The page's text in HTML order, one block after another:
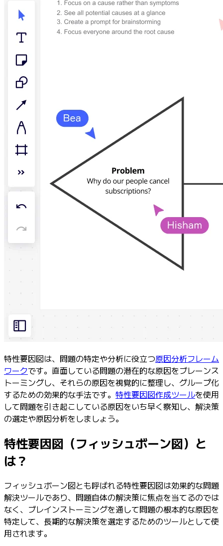
マーケティング
IT
戦略的イニシアティブ別
クラウドとソフトウェアの変革
学習
お客様事例
アカデミー
ウェビナー
Reforge Learning
コミュニティーとサポート
ヘルプセンター
イベント
コミュニティー
Miro プロフェッショナル サービス
料金プラン
特性要因図は、問題の特定や分析に役立つ原因分析フレーム
ワークです。直面している問題の潜在的な原因をブレーンス
トーミングし、それらの原因を視覚的に整理し、グループ化
するための効果的な手法です。 特性要因図作成ツールを使用
して問題を引き起こしている原因をいち早く察知し、解決策
の選定や原因分析をしましょう。
特性要因図（フィッシュボーン図）と
は？
フィッシュボーン図とも呼ばれる特性要因図は効果的な問題
解決ツールであり、問題自体の解決策に焦点を当てるのでは
なく、ブレインストーミングを通して問題の根本的な原因を
特定して、長期的な解決策を選定するためのツールとして使
用されます。